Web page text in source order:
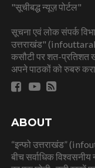
"सूचीबद्ध न्यूज़ पोर्टल"
सूचना एवं लोक संपर्क
उत्तराखंड"
कसौटी पर शत-प्रतिशत
अपने पाठकों को रुबरु
ABOUT
“इन्फो उत्तराखंड”
बीच सर्वाधिक